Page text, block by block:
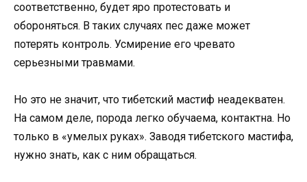
соответственно, будет яро протестовать и
обороняться. В таких случаях пес даже может
потерять контроль. Усмирение его чревато
серьезными травмами.
Но это не значит, что тибетский мастиф неадекватен.
На самом деле, порода легко обучаема, контактна. Но
только в «умелых руках». Заводя тибетского мастифа,
нужно знать, как с ним обращаться.